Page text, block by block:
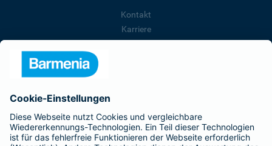
Kontakt
Karriere
Barmenia ist Teil der BarmeniaGothaer
BELIEBTE SEITEN